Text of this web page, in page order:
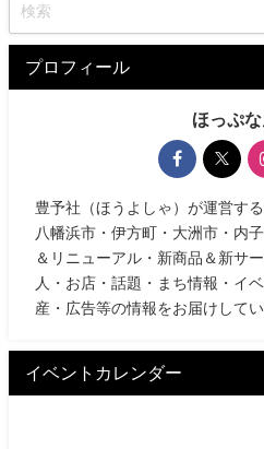
プロフィール
ほっぷな
豊予社（ほうよしゃ）が運営す
八幡浜市・伊方町・大洲市・内
＆リニューアル・新商品＆新サ
人・お店・話題・まち情報・イ
産・広告等の情報をお届けしてい
イベントカレンダー